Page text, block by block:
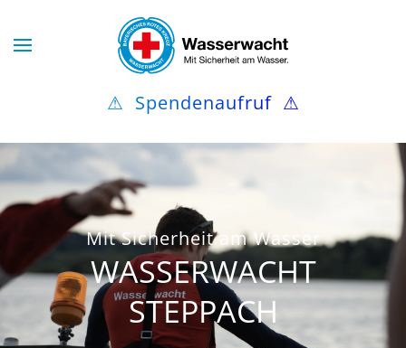
Skip to main content
⚠ Spendenaufruf ⚠
Mit Sicherheit am Wasser
WASSERWACHT
STEPPACH